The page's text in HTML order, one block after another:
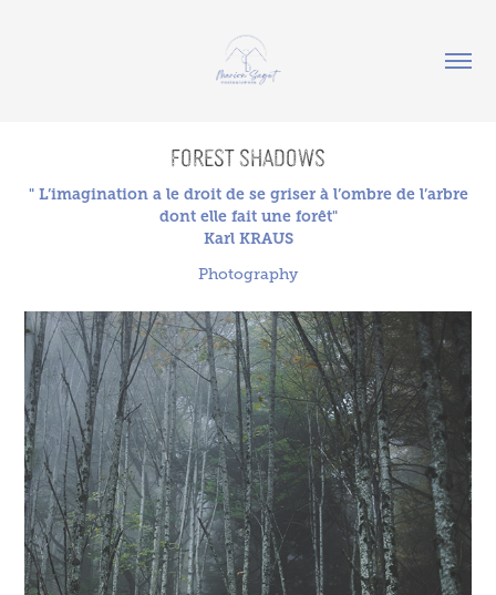
Forest shadows
" L’imagination a le droit de se griser à l’ombre de l’arbre
dont elle fait une forêt"
Karl KRAUS
Photography